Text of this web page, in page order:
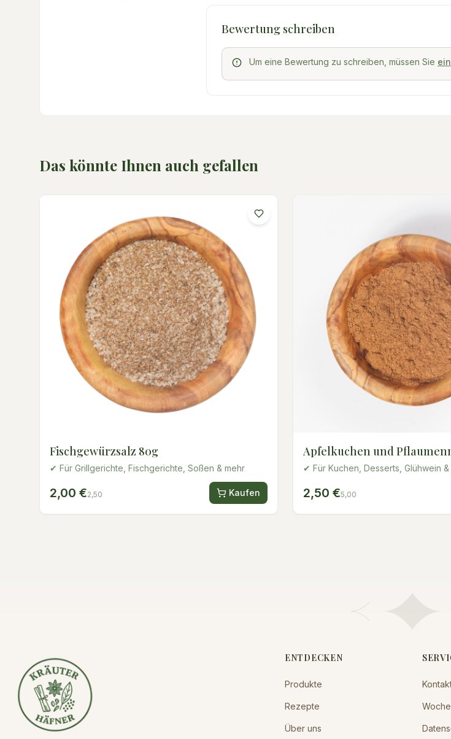
Bewertung schreiben
Um eine Bewertung zu schreiben, müssen Sie
Das könnte Ihnen auch gefallen
Fischgewürzsalz 80g
✔ Für Grillgerichte, Fischgerichte, Soßen & mehr
2,00 €2,50 Kaufen
Apfelkuchen und
50g
✔ Für Kuchen, Desserts, Glühwein &
2,50 €5,00
ENTDECKEN
Produkte
Rezepte
Über uns